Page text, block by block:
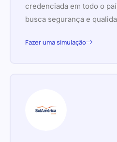
credenciada em todo o
busca segurança e
Fazer uma simulação